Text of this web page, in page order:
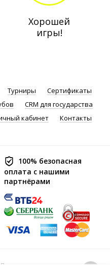
Хорошей
игры!
Турниры
Сертификаты
CRM для государства
кабинет Контакты
100% безопасная
оплата с нашими
партнёрами
Политика хранения